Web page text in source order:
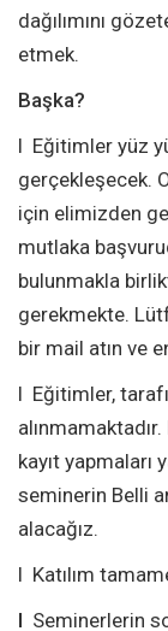
dağılımını
etmek.
Başka?
l Eğitimler yüz
gerçekleşecek.
için elimizden
mutlaka
bulunmakla
gerekmekte.
bir mail atın ve
l Eğitimler,
kayıt yapmaları
seminerin Belli
alacağız.
l Katılım
l Seminerlerin